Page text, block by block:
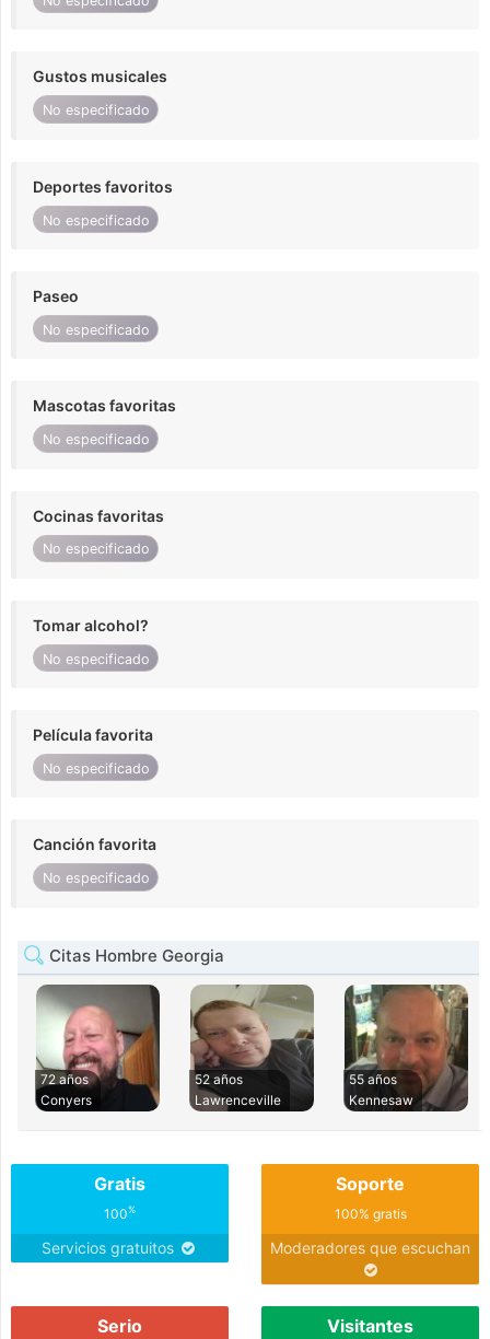
Gustos musicales
No especificado
Deportes favoritos
No especificado
Paseo
No especificado
Mascotas favoritas
No especificado
Cocinas favoritas
No especificado
Tomar alcohol?
No especificado
Película favorita
No especificado
Canción favorita
No especificado
Citas Hombre Georgia
72 años
Conyers
52 años
Lawrenceville
55 años
Kennesaw
Gratis
100%
Servicios gratuitos
Soporte
100% gratis
Moderadores que escuchan
Serio Visitantes